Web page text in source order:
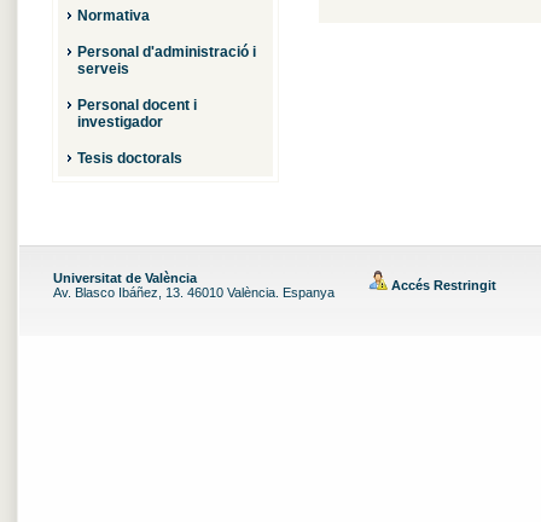
Normativa
Personal d'administració i
serveis
Personal docent i
investigador
Tesis doctorals
Universitat de València
Av. Blasco Ibáñez, 13. 46010 València. Espanya
Accés Restringit